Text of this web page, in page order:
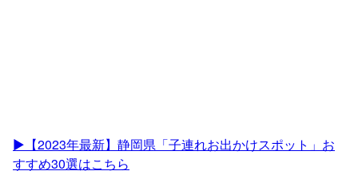
▶︎【2023年最新】静岡県「子連れお出かけスポット」お
すすめ30選はこちら